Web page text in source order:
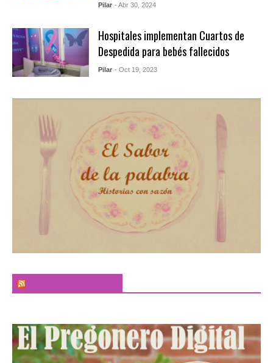
Pilar - Abr 30, 2024
Hospitales implementan Cuartos de
Despedida para bebés fallecidos
Pilar - Oct 19, 2023